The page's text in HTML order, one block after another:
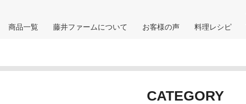
商品一覧 藤井ファームについて お客様の声 料理レシピ
CATEGORY